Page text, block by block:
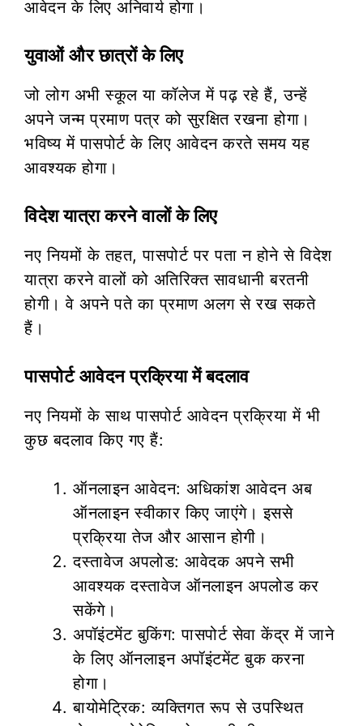
आवेदन के लिए अनिवार्य होगा।
युवाओं और छात्रों के लिए
जो लोग अभी स्कूल या कॉलेज में पढ़ रहे हैं, उन्हें
अपने जन्म प्रमाण पत्र को सुरक्षित रखना होगा।
भविष्य में पासपोर्ट के लिए आवेदन करते समय यह
आवश्यक होगा।
विदेश यात्रा करने वालों के लिए
नए नियमों के तहत, पासपोर्ट पर पता न होने से विदेश
यात्रा करने वालों को अतिरिक्त सावधानी बरतनी
होगी। वे अपने पते का प्रमाण अलग से रख सकते
हैं।
पासपोर्ट आवेदन प्रक्रिया में बदलाव
नए नियमों के साथ पासपोर्ट आवेदन प्रक्रिया में भी
कुछ बदलाव किए गए हैं:
ऑनलाइन आवेदन: अधिकांश आवेदन अब
ऑनलाइन स्वीकार किए जाएंगे। इससे
प्रक्रिया तेज और आसान होगी।
दस्तावेज अपलोड: आवेदक अपने सभी
आवश्यक दस्तावेज ऑनलाइन अपलोड कर
सकेंगे।
अपॉइंटमेंट बुकिंग: पासपोर्ट सेवा केंद्र में जाने
के लिए ऑनलाइन अपॉइंटमेंट बुक करना
होगा।
बायोमेट्रिक: व्यक्तिगत रूप से उपस्थित